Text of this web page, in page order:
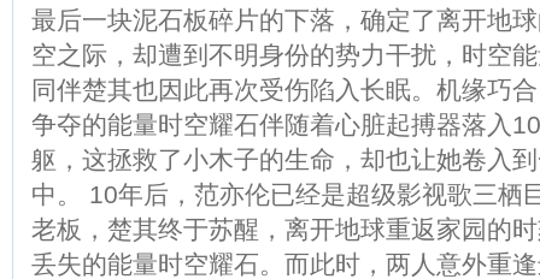
最后一块泥石板碎片的下落，确定了离开地
空之际，却遭到不明身份的势力干扰，时空
同伴楚其也因此再次受伤陷入长眠。机缘巧
争夺的能量时空耀石伴随着心脏起搏器落入
躯，这拯救了小木子的生命，却也让她卷入
中。 10年后，范亦伦已经是超级影视歌三栖
老板，楚其终于苏醒，离开地球重返家园的
丢失的能量时空耀石。而此时，两人意外重